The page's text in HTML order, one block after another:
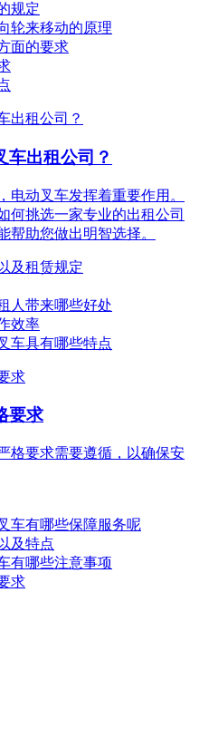
规定
轮来移动的原理
面的要求
车出租公司？
电动叉车发挥着重要作用。
何挑选一家专业的出租公司
帮助您做出明智选择。
及租赁规定
人带来哪些好处
效率
车具有哪些特点
要求
格要求需要遵循，以确保安
车有哪些保障服务呢
及特点
有哪些注意事项
求